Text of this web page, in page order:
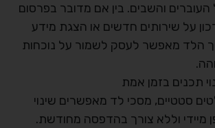
והשבים. בין אם מדובר בפרסום
על שירותים חדשים או הצגת מידע
הלד מאפשר לעסק לשמור על נוכחות
תכנים בזמן אמת
סטטיים, מסכי לד מאפשרים שינוי
מיידי וללא צורך בהדפסה מחודשת.